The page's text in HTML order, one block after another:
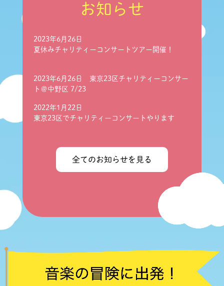
お知らせ
2023年6月26日
夏休みチャリティーコンサートツアー開催！
2023年6月26日 東京23区チャリティーコンサー
ト＠中野区 7/23
2022年1月22日
東京23区でチャリティーコンサートやります
全てのお知らせを見る